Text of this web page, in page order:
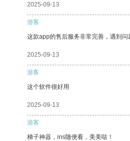
2025-09-13
游客
这款app的售后服务非常完善，遇到问
2025-09-13
游客
这个软件很好用
2025-09-13
游客
梯子神器，ins随便看，美美哒！